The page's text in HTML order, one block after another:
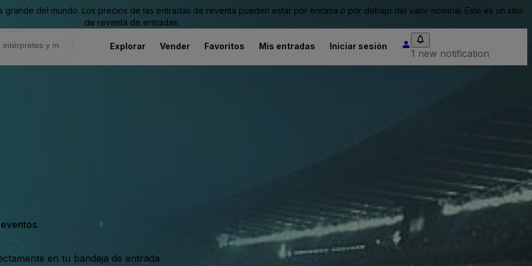
del mundo. Los precios de las entradas de reventa pueden estar por encima o por debajo del valor nominal. Este es un sitio
de reventa de entradas.
Explorar Vender Favoritos Mis entradas Iniciar sesión
1 new notification
en tu bandeja de entrada